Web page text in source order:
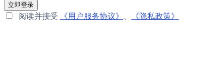
立即登录
阅读并接受 《用户服务协议》 《隐私政策》